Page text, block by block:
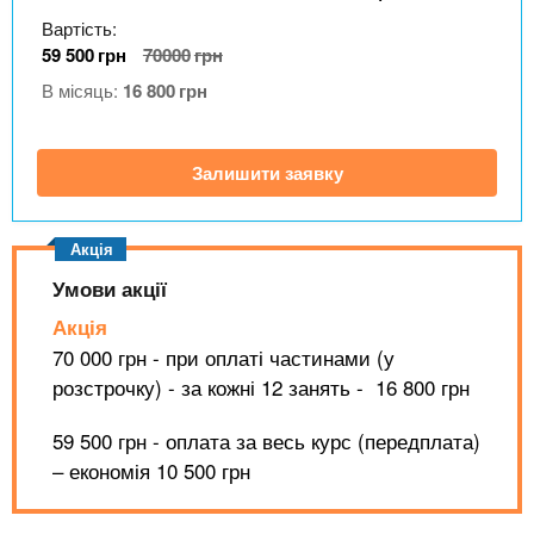
n
s
.
i
n
o
а
д
Онлайн курси
За кордоном
Вартість:
59 500грн 70000грн
В місяць: 16 800грн
Залишити заявку
Умови акції
Акція
70 000 грн - при оплаті частинами (у
розстрочку) - за кожні 12 занять - 16 800 грн
59 500 грн - оплата за весь курс (передплата)
– економія 10 500 грн